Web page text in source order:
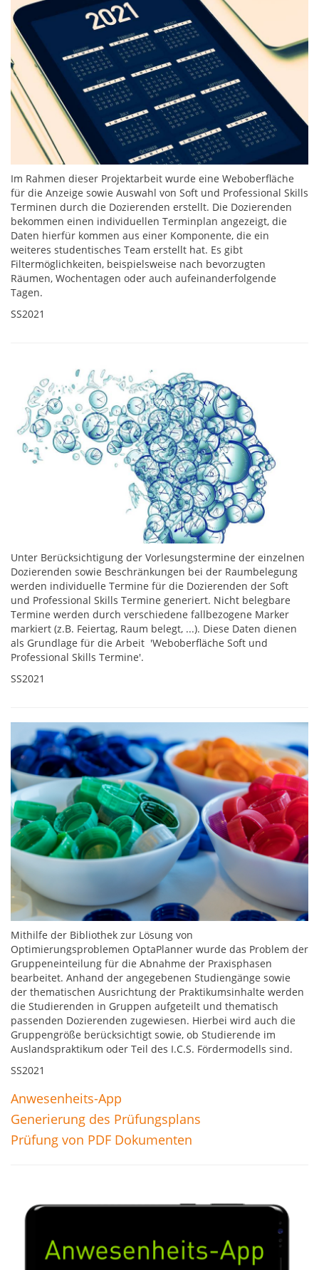
Im Rahmen dieser Projektarbeit wurde eine Weboberfläche
für die Anzeige sowie Auswahl von Soft und Professional Skills
Terminen durch die Dozierenden erstellt. Die Dozierenden
bekommen einen individuellen Terminplan angezeigt, die
Daten hierfür kommen aus einer Komponente, die ein
weiteres studentisches Team erstellt hat. Es gibt
Filtermöglichkeiten, beispielsweise nach bevorzugten
Räumen, Wochentagen oder auch aufeinanderfolgende
Tagen.
SS2021
Unter Berücksichtigung der Vorlesungstermine der einzelnen
Dozierenden sowie Beschränkungen bei der Raumbelegung
werden individuelle Termine für die Dozierenden der Soft
und Professional Skills Termine generiert. Nicht belegbare
Termine werden durch verschiedene fallbezogene Marker
markiert (z.B. Feiertag, Raum belegt, ...). Diese Daten dienen
als Grundlage für die Arbeit 'Weboberfläche Soft und
Professional Skills Termine'.
SS2021
Mithilfe der Bibliothek zur Lösung von
Optimierungsproblemen OptaPlanner wurde das Problem der
Gruppeneinteilung für die Abnahme der Praxisphasen
bearbeitet. Anhand der angegebenen Studiengänge sowie
der thematischen Ausrichtung der Praktikumsinhalte werden
die Studierenden in Gruppen aufgeteilt und thematisch
passenden Dozierenden zugewiesen. Hierbei wird auch die
Gruppengröße berücksichtigt sowie, ob Studierende im
Auslandspraktikum oder Teil des I.C.S. Fördermodells sind.
SS2021
Anwesenheits-App
Generierung des Prüfungsplans
Prüfung von PDF Dokumenten